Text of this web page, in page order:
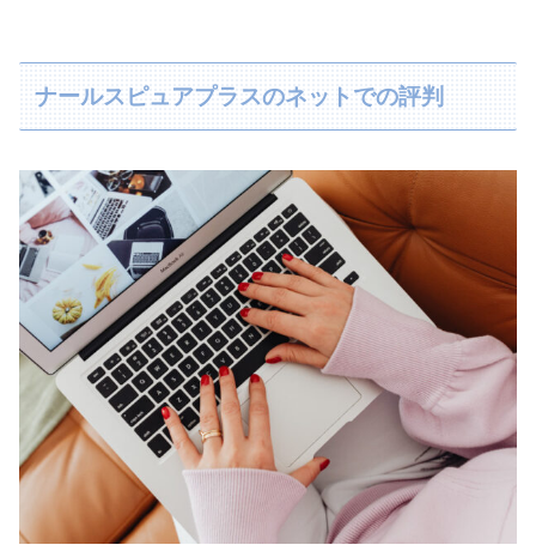
ナールスピュアプラスのネットでの評判